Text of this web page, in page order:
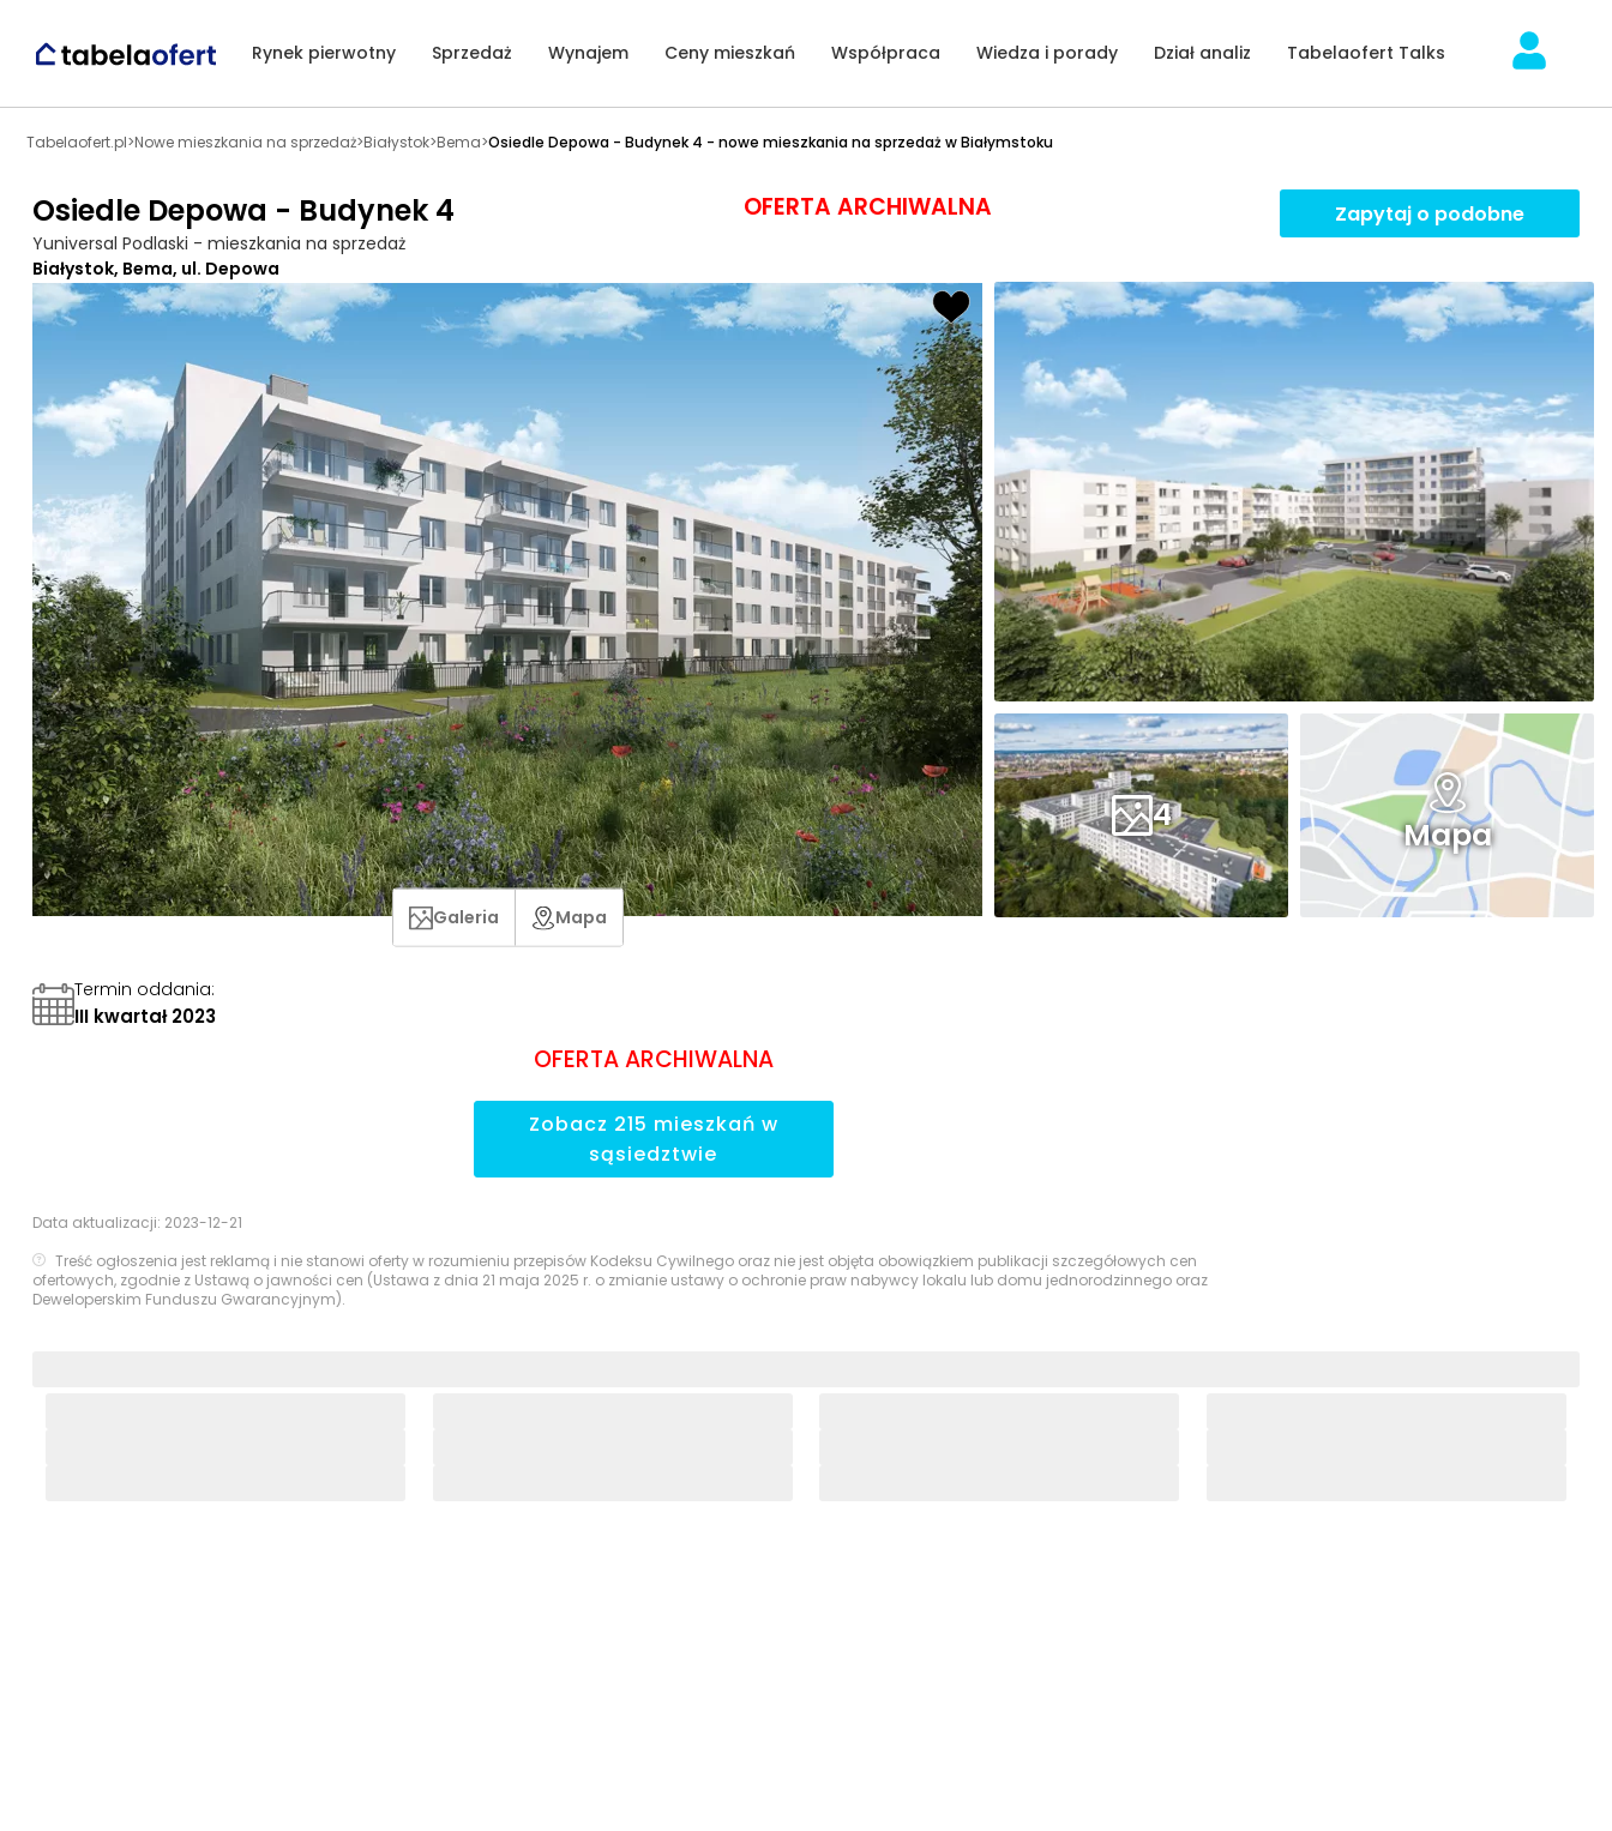
Rynek pierwotny Sprzedaż Wynajem Ceny mieszkań Współpraca Wiedza i porady Dział analiz Tabelaofert Talks
Tabelaofert.pl>Nowe mieszkania na sprzedaż>Białystok>Bema>Osiedle Depowa - Budynek 4 - nowe mieszkania na sprzedaż w Białymstoku
Osiedle Depowa - Budynek 4
Yuniversal Podlaski - mieszkania na sprzedaż
OFERTA ARCHIWALNA Zapytaj o podobne
Białystok, Bema, ul. Depowa
4 Mapa
Galeria Mapa
Termin oddania:
III kwartał 2023
OFERTA ARCHIWALNA
Zobacz 215 mieszkań w
sąsiedztwie
Data aktualizacji: 2023-12-21
Treść ogłoszenia jest reklamą i nie stanowi oferty w rozumieniu przepisów Kodeksu Cywilnego oraz nie jest objęta obowiązkiem publikacji szczegółowych cen
ofertowych, zgodnie z Ustawą o jawności cen (Ustawa z dnia 21 maja 2025 r. o zmianie ustawy o ochronie praw nabywcy lokalu lub domu jednorodzinnego oraz
Deweloperskim Funduszu Gwarancyjnym).